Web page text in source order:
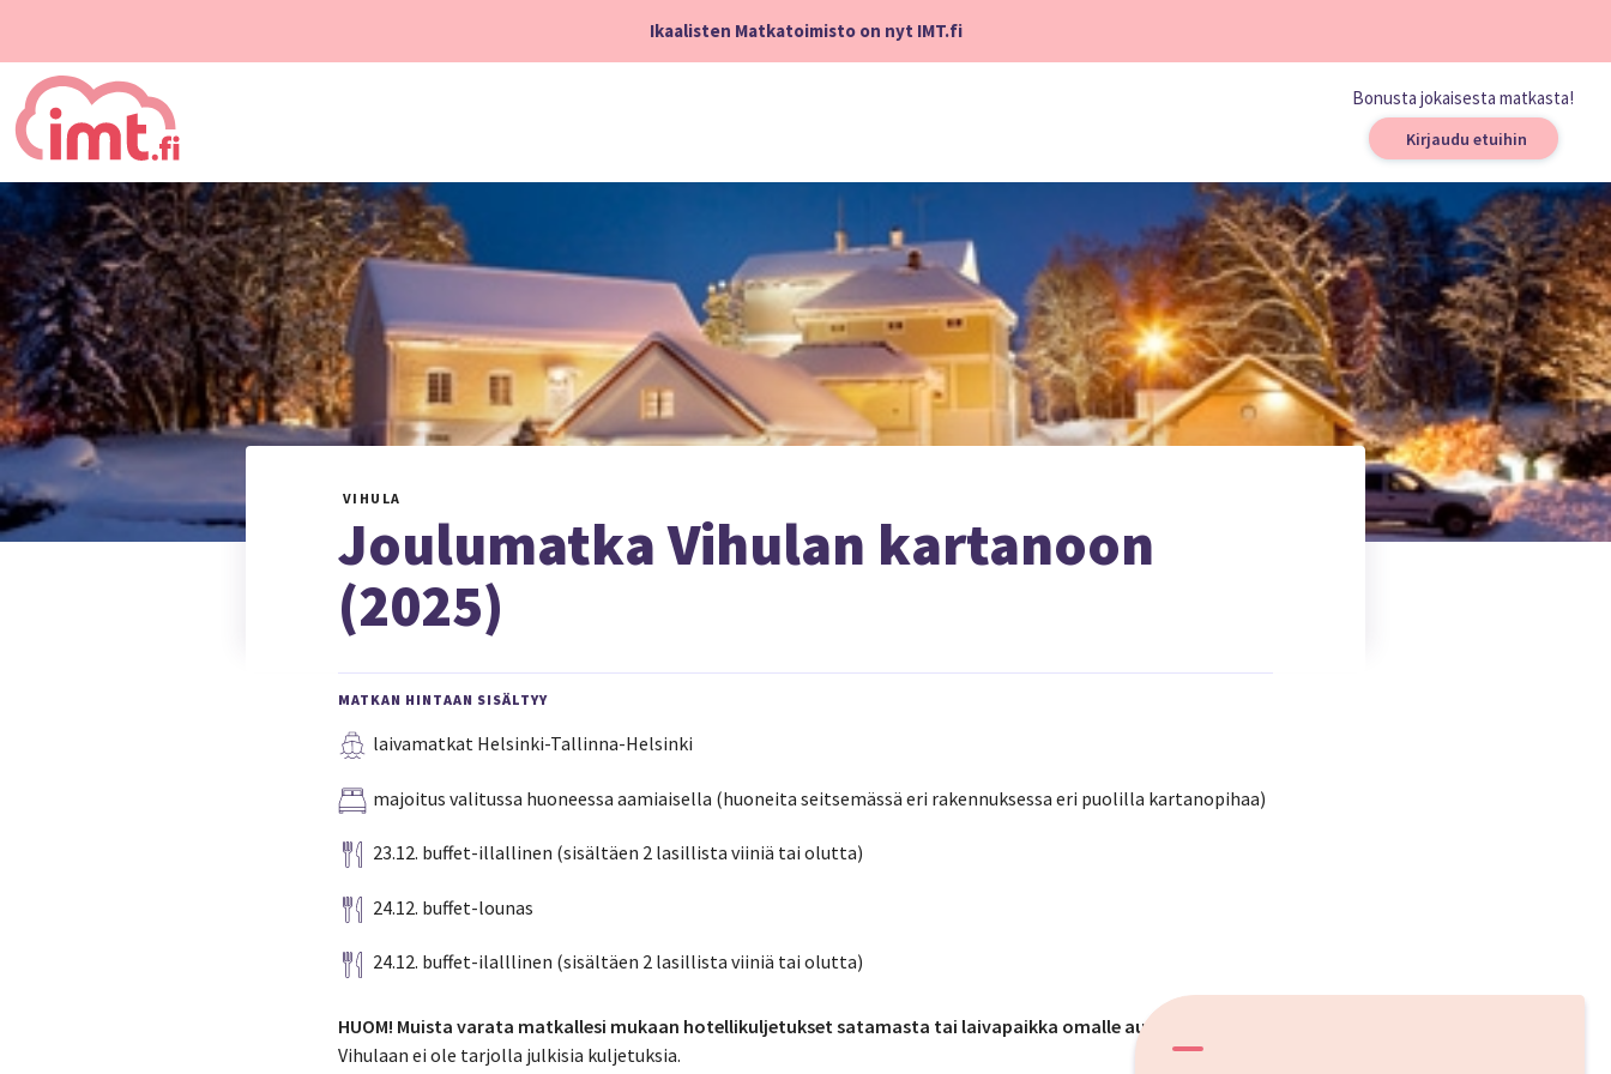
Ikaalisten Matkatoimisto on nyt IMT.fi
Bonusta jokaisesta matkasta!
Kirjaudu etuihin
VIHULA
Joulumatka Vihulan kartanoon
(2025)
MATKAN HINTAAN SISÄLTYY
laivamatkat Helsinki-Tallinna-Helsinki
majoitus valitussa huoneessa aamiaisella (huoneita seitsemässä eri rakennuksessa eri puolilla kartanopihaa)
23.12. buffet-illallinen (sisältäen 2 lasillista viiniä tai olutta)
24.12. buffet-lounas
24.12. buffet-ilalllinen (sisältäen 2 lasillista viiniä tai olutta)
HUOM! Muista varata matkallesi mukaan hotellikuljetukset satamasta tai laivapaikka omalle autollesi!
Vihulaan ei ole tarjolla julkisia kuljetuksia.